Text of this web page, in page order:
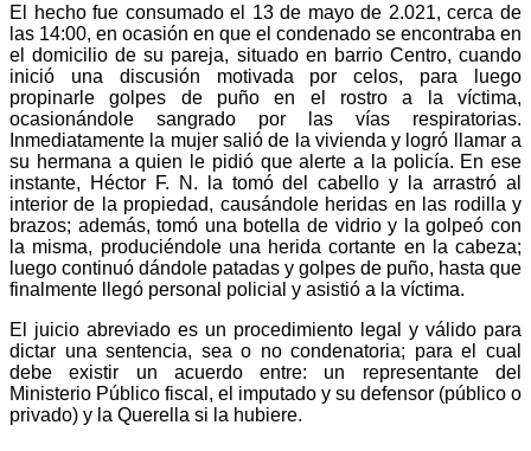
El hecho fue consumado el 13 de mayo de 2.021, cerca de
las 14:00, en ocasión en que el condenado se encontraba en
el domicilio de su pareja, situado en barrio Centro, cuando
inició una discusión motivada por celos, para luego
propinarle golpes de puño en el rostro a la víctima,
ocasionándole sangrado por las vías respiratorias.
Inmediatamente la mujer salió de la vivienda y logró llamar a
su hermana a quien le pidió que alerte a la policía. En ese
instante, Héctor F. N. la tomó del cabello y la arrastró al
interior de la propiedad, causándole heridas en las rodilla y
brazos; además, tomó una botella de vidrio y la golpeó con
la misma, produciéndole una herida cortante en la cabeza;
luego continuó dándole patadas y golpes de puño, hasta que
finalmente llegó personal policial y asistió a la víctima.
El juicio abreviado es un procedimiento legal y válido para
dictar una sentencia, sea o no condenatoria; para el cual
debe existir un acuerdo entre: un representante del
Ministerio Público fiscal, el imputado y su defensor (público o
privado) y la Querella si la hubiere.